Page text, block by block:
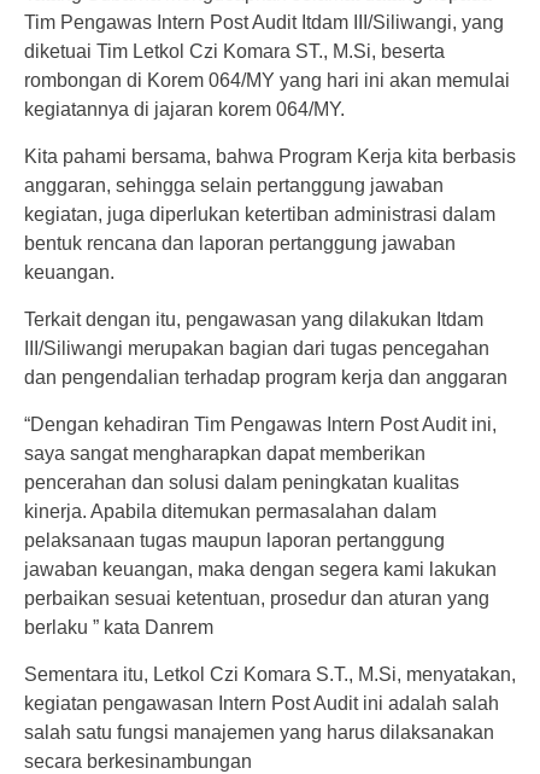
Tim Pengawas Intern Post Audit Itdam III/Siliwangi, yang
diketuai Tim Letkol Czi Komara ST., M.Si, beserta
rombongan di Korem 064/MY yang hari ini akan memulai
kegiatannya di jajaran korem 064/MY.
Kita pahami bersama, bahwa Program Kerja kita berbasis
anggaran, sehingga selain pertanggung jawaban
kegiatan, juga diperlukan ketertiban administrasi dalam
bentuk rencana dan laporan pertanggung jawaban
keuangan.
Terkait dengan itu, pengawasan yang dilakukan Itdam
III/Siliwangi merupakan bagian dari tugas pencegahan
dan pengendalian terhadap program kerja dan anggaran
“Dengan kehadiran Tim Pengawas Intern Post Audit ini,
saya sangat mengharapkan dapat memberikan
pencerahan dan solusi dalam peningkatan kualitas
kinerja. Apabila ditemukan permasalahan dalam
pelaksanaan tugas maupun laporan pertanggung
jawaban keuangan, maka dengan segera kami lakukan
perbaikan sesuai ketentuan, prosedur dan aturan yang
berlaku ” kata Danrem
Sementara itu, Letkol Czi Komara S.T., M.Si, menyatakan,
kegiatan pengawasan Intern Post Audit ini adalah salah
salah satu fungsi manajemen yang harus dilaksanakan
secara berkesinambungan